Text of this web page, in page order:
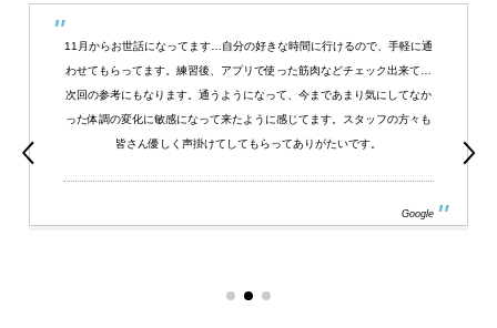
11月からお世話になってます…自分の好きな時間に行けるので、手軽に通
わせてもらってます。練習後、アプリで使った筋肉などチェック出来て…
次回の参考にもなります。通うようになって、今まであまり気にしてなか
った体調の変化に敏感になって来たように感じてます。スタッフの方々も
皆さん優しく声掛けてしてもらってありがたいです。
Google